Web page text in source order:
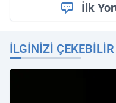
İlk
İLGINIZI ÇEKEBILIR